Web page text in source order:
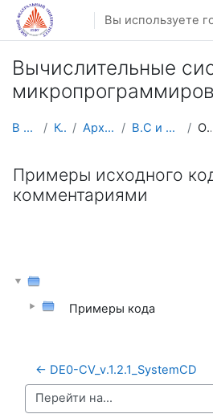
Перейти к основному содержанию
Вы используете
Вычислительные
В начало Курсы Архив курсов В.С и Микро.Прогр Общее
Примеры исходного
комментариями
Примеры кода
← DE0-CV_v.1.2.1_SystemCD
Перейти на...